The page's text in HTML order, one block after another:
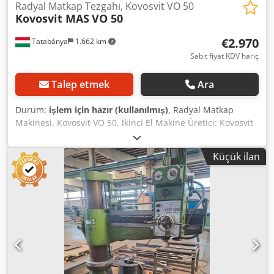
Tatabánya 1.662 km
Radyal Matkap Tezgahı, Kovosvit VO 50
Kovosvit MASVO 50
€2.970
Sabit fiyat KDV hariç
Talep etmek Ara
Durum: işlem için hazır (kullanılmış), Radyal Matkap
Makinesi, Kovosvit VO 50, İkinci El Makine Üretici: Kovosvit
(Çekya) Model: VO 50 Kol uzunluğu (boğaz derinliği): 1250
mm Çelik delme kapasitesi: maks. 50 mm Dökme demir
delme kapasitesi: maks. 60 mm Milen hareket mesafesi:
310 mm Milen konik tipi: Morse MK-5 Devir aralığı: 28–2500
d/dk İlerleme aralığı: 0,05–2 mm/dev Motor gücü: 4 kW
Kurulu güç: 6 kVA Makine boyutları (UxGxY): 3120 x 1030 x
2750 mm Ağırlık: yaklaşık 4200 kg Dedpfxew Hanhj Abaswa
Küçük ilan